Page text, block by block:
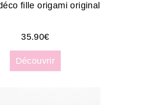
fille origami original
35.90€
Découvrir